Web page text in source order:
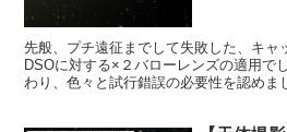
先般、プチ遠征までして失敗した、キャ
DSOに対する×２バローレンズの適用で
わり、色々と試行錯誤の必要性を認めま